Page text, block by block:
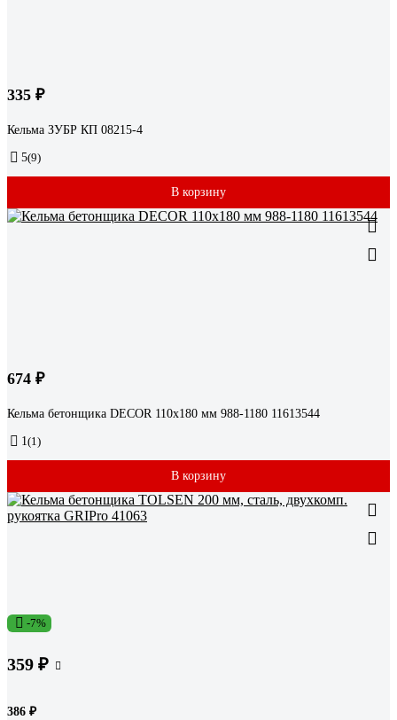
335 ₽
Кельма ЗУБР КП 08215-4
5(9)
В корзину
674 ₽
Кельма бетонщика DЕCOR 110x180 мм 988-1180 11613544
1(1)
В корзину
-7%
359 ₽
386 ₽